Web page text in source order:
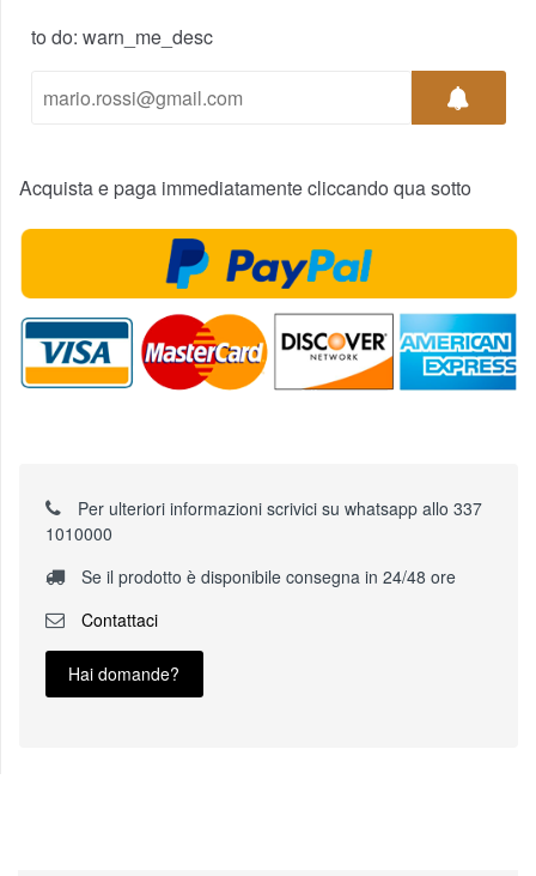
to do: warn_me_desc
Acquista e paga immediatamente cliccando qua sotto
Per ulteriori informazioni scrivici su whatsapp allo 337
1010000
Se il prodotto è disponibile consegna in 24/48 ore
Contattaci
Hai domande?